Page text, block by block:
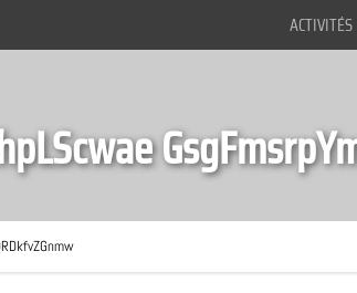
ACTIVITÉS